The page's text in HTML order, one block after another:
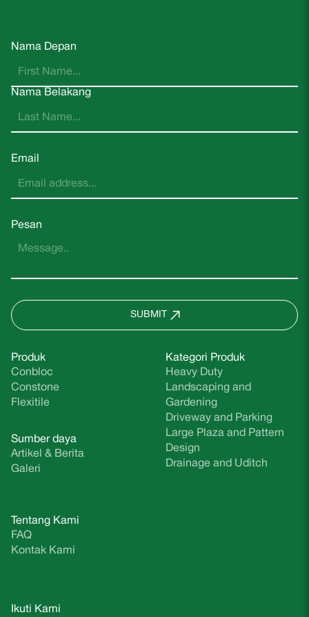
Nama Depan
Nama Belakang
Email
Pesan
SUBMIT
Produk
Conbloc
Constone
Flexitile
Tentang Kami
FAQ
Kontak Kami
Kategori Produk
Heavy Duty
Landscaping and
Gardening
Driveway and Parking
Large Plaza and Pattern
Design
Drainage and Uditch
Sumber daya
Artikel & Berita
Galeri
Ikuti Kami